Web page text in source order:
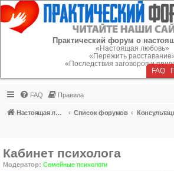
Регистрация
Практический форум о
«Настоящая любовь»
«Пережить
«Последствия заговоров и
FAQ
FAQ Правила
Настоящая любовь Список форумов
Кабинет психолога
Модератор: Семейные психологи